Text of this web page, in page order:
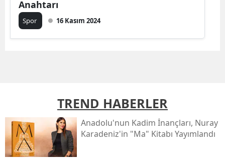
Anahtarı
Spor 16 Kasım 2024
TREND HABERLER
Anadolu'nun Kadim İnançları, Nuray
Karadeniz'in "ma" Kitabı Yayımlandı